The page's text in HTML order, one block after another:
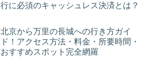
行に必須のキャッシュレス決済とは？
北京から万里の長城への行き方ガイ
ド！アクセス方法・料金・所要時間・
おすすめスポット完全網羅